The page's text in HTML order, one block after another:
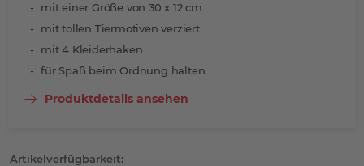
mit einer Größe von 30 x 12 cm
mit tollen Tiermotiven verziert
mit 4 Kleiderhaken
für Spaß beim Ordnung halten
Produktdetails ansehen
Artikelverfügbarkeit: